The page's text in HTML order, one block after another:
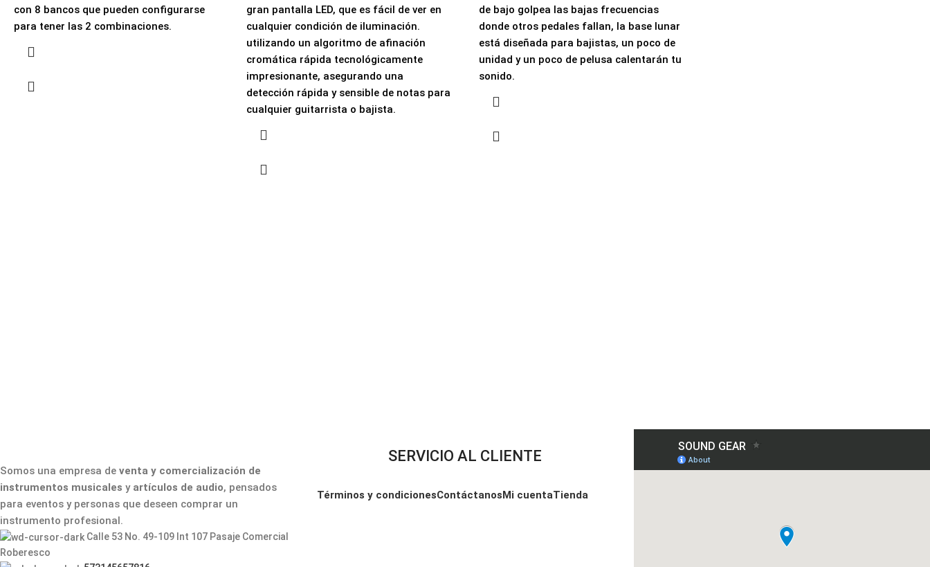
con 8 bancos que pueden configurarse
para tener las 2 combinaciones.
gran pantalla LED, que es fácil de ver en
cualquier condición de iluminación.
utilizando un algoritmo de afinación
cromática rápida tecnológicamente
impresionante, asegurando una
detección rápida y sensible de notas para
cualquier guitarrista o bajista.
de bajo golpea las bajas frecuencias
donde otros pedales fallan, la base lunar
está diseñada para bajistas, un poco de
unidad y un poco de pelusa calentarán tu
sonido.
Somos una empresa de venta y comercialización de
instrumentos musicales yartículos de audio, pensados
para eventos y personas que deseen comprar un
instrumento profesional.
Calle 53 No. 49-109 Int 107 Pasaje Comercial
Roberesco
SERVICIO AL CLIENTE
Términos y condicionesContáctanosMi cuentaTienda